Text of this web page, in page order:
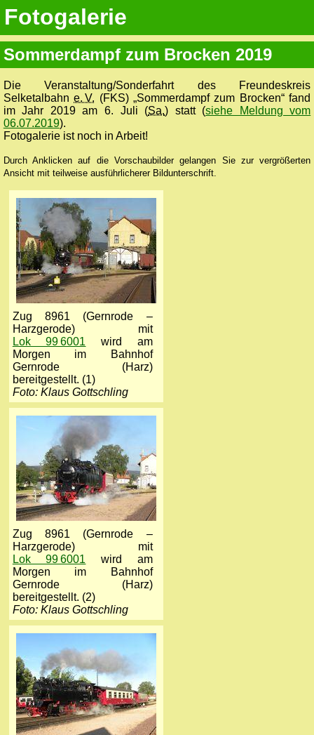
Fotogalerie
Sommerdampf zum Brocken 2019
Die Veranstaltung/Sonderfahrt des Freundeskreis
Selketalbahne. V. (FKS) „Sommerdampf zum Brocken“ fand
im Jahr 2019 am 6. Juli (Sa.) statt (siehe Meldung vom
06.07.2019).
Fotogalerie ist noch in Arbeit!
Durch Anklicken auf die Vorschaubilder gelangen Sie zur vergrößerten
Ansicht mit teilweise ausführlicherer Bildunterschrift.
Zug 8961 (Gernrode –
Harzgerode) mit
Lok 99 6001 wird am
Morgen im Bahnhof
Gernrode (Harz)
bereitgestellt. (1)
Foto: Klaus Gottschling
Zug 8961 (Gernrode –
Harzgerode) mit
Lok 99 6001 wird am
Morgen im Bahnhof
Gernrode (Harz)
bereitgestellt. (2)
Foto: Klaus Gottschling